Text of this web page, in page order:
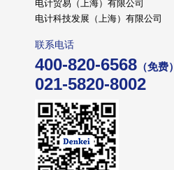
电计贸易（上海）有限公司
电计科技发展（上海）有限公司
联系电话
400-820-6568 （免费）
021-5820-8002